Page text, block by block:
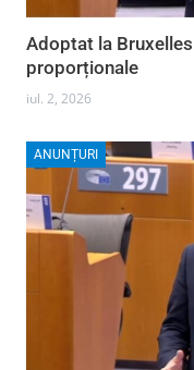
Adoptat la
proporționale
iul. 2, 2026
ANUNȚURI